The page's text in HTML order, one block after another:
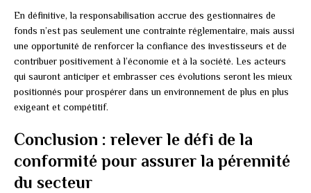
En définitive, la responsabilisation accrue des gestionnaires de
fonds n’est pas seulement une contrainte réglementaire, mais aussi
une opportunité de renforcer la confiance des investisseurs et de
contribuer positivement à l’économie et à la société. Les acteurs
qui sauront anticiper et embrasser ces évolutions seront les mieux
positionnés pour prospérer dans un environnement de plus en plus
exigeant et compétitif.
Conclusion : relever le défi de la
conformité pour assurer la pérennité
du secteur